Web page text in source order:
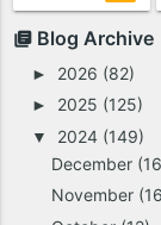
Blog Archive
► 2026 (82)
► 2025 (125)
▼ 2024 (149)
December
November